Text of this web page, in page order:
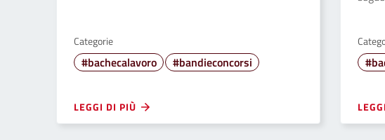
Categorie
#bachecalavoro #bandieconcorsi
LEGGI DI PIÙ